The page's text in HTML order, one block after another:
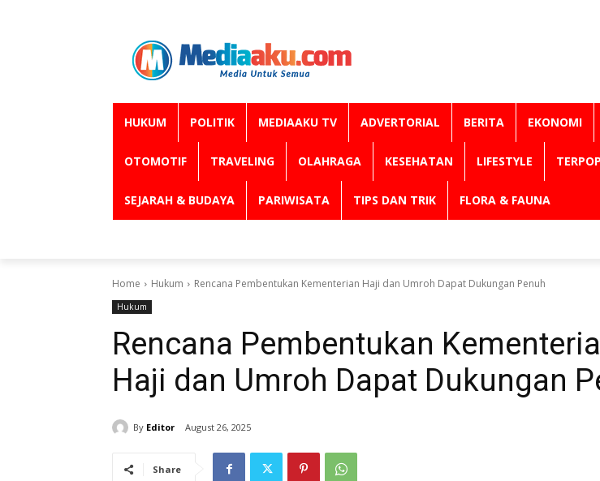
HUKUM POLITIK MEDIAAKU TV ADVERTORIAL BERITA EKONOMI
OTOMOTIF TRAVELING OLAHRAGA KESEHATAN LIFESTYLE
SEJARAH & BUDAYA PARIWISATA TIPS DAN TRIK FLORA & FAUNA
Home Hukum Rencana Pembentukan Kementerian Haji dan Umroh Dapat Dukungan Penuh
Hukum
Rencana Pembentukan
Haji dan Umroh Dapat Dukungan
By Editor August 26, 2025
Share